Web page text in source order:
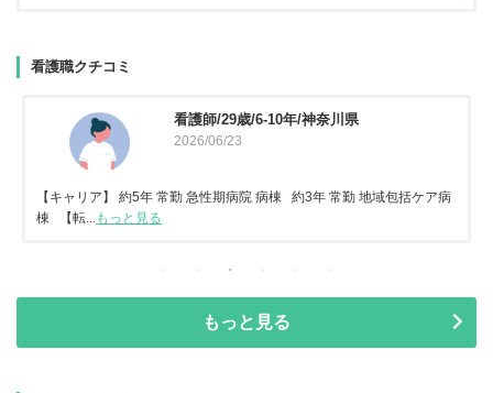
看護職クチコミ
看護師/29歳/6-10年/神奈川県
2026/06/23
【キャリア】 約5年 常勤 急性期病院 病棟 約3年 常勤 地域包括ケア病
棟 【転...もっと見る
もっと見る